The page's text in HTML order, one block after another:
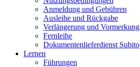
Anmeldung und Gebühren
Ausleihe und Rückgabe
Verlängerung und Vormerkung
Fernleihe
Dokumentenlieferdienst Subito
Lernen
Führungen